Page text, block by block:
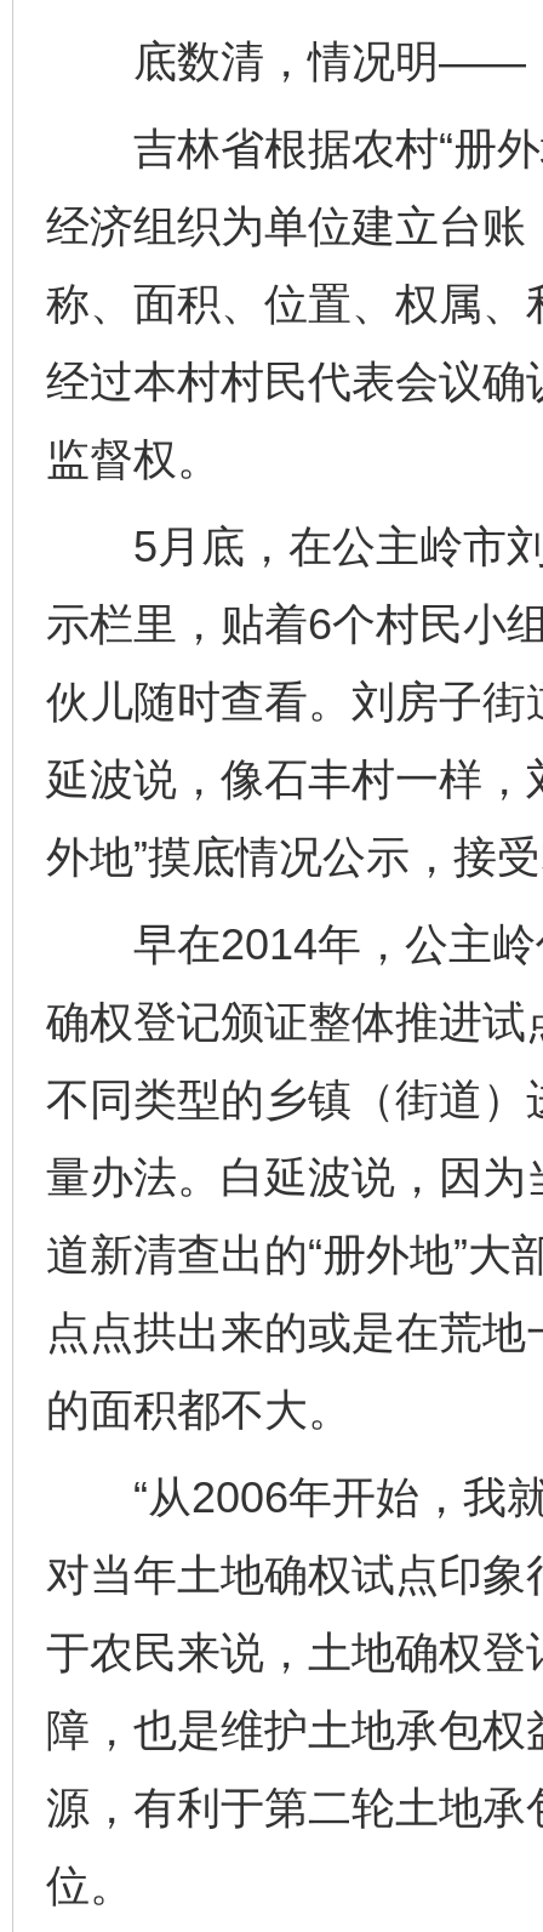
底数清，情况明——
吉林省根据农村“册外
经济组织为单位建立台账
称、面积、位置、权属、
经过本村村民代表会议
监督权。
5月底，在公主岭市刘
示栏里，贴着6个村民小
伙儿随时查看。刘房子
延波说，像石丰村一样，
外地”摸底情况公示，接
早在2014年，公主岭
确权登记颁证整体推进
不同类型的乡镇（街道
量办法。白延波说，因
道新清查出的“册外地”
点点拱出来的或是在荒
的面积都不大。
“从2006年开始，我就
对当年土地确权试点印
于农民来说，土地确权
障，也是维护土地承包权
源，有利于第二轮土地
位。